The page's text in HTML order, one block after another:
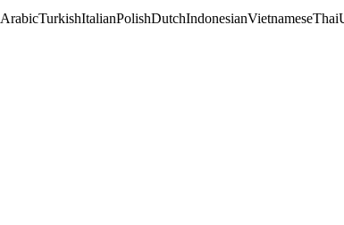
ArabicTurkishItalianPolishDutchIndonesianVietnameseThai